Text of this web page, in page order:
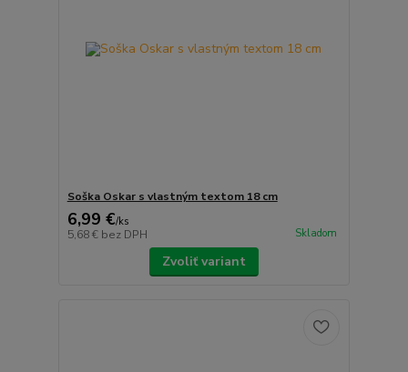
Soška Oskar s vlastným textom 18 cm
6,99 €/ks
5,68 € bez DPH Skladom
Zvoliť variant